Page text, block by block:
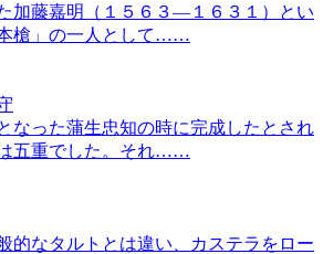
加藤嘉明（１５６３―１６３１）とい
槍」の一人として……
なった蒲生忠知の時に完成したとされ
五重でした。それ……
的なタルトとは違い、カステラをロー